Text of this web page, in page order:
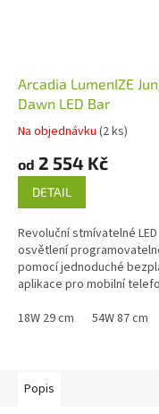
Arcadia LumenIZE
Dawn LED Bar
Na objednávku (2 ks)
od 2 554 Kč
DETAIL
Revoluční stmívatelné LED
osvětlení
pomocí jednoduché
aplikace pro mobilní
světelných podmínek v...
18W 29 cm 54W 87 cm
Popis